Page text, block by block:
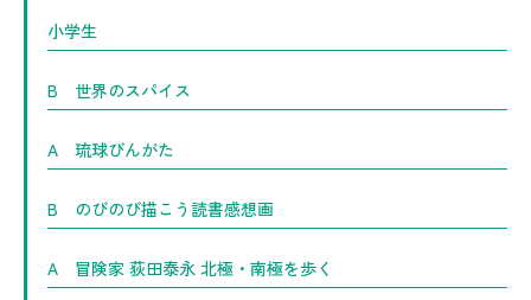
小学生
B 世界のスパイス
A 琉球びんがた
B のびのび描こう読書感想画
A 冒険家 荻田泰永 北極・南極を歩く